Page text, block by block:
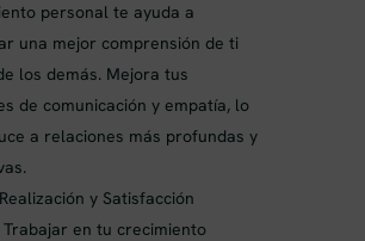
personal te ayuda a
una mejor comprensión de ti
los demás. Mejora tus
de comunicación y empatía, lo
a relaciones más profundas y
y Satisfacción
Trabajar en tu crecimiento